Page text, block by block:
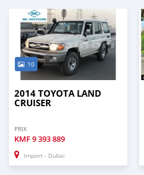
10
2014 TOYOTA LAND
CRUISER
PRIX
KMF9 393 889
Import - Dubai